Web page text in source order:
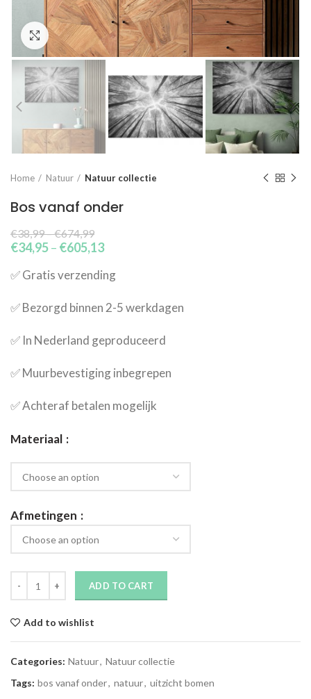
Click to enlarge
Home Natuur Natuur collectie
Bos vanaf onder
€38,99–€674,99
€34,95– €605,13
✅​ Gratis verzending
✅​ Bezorgd binnen 2-5 werkdagen
✅​ In Nederland geproduceerd
✅​ Muurbevestiging inbegrepen
✅​ Achteraf betalen mogelijk
Materiaal
Afmetingen
ADD TO CART
Add to wishlist
Categories: Natuur, Natuur collectie
Tags: bos vanaf onder, natuur, uitzicht bomen